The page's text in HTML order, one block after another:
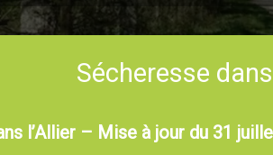
Sécheresse
l’Allier – Mise à jour du 31